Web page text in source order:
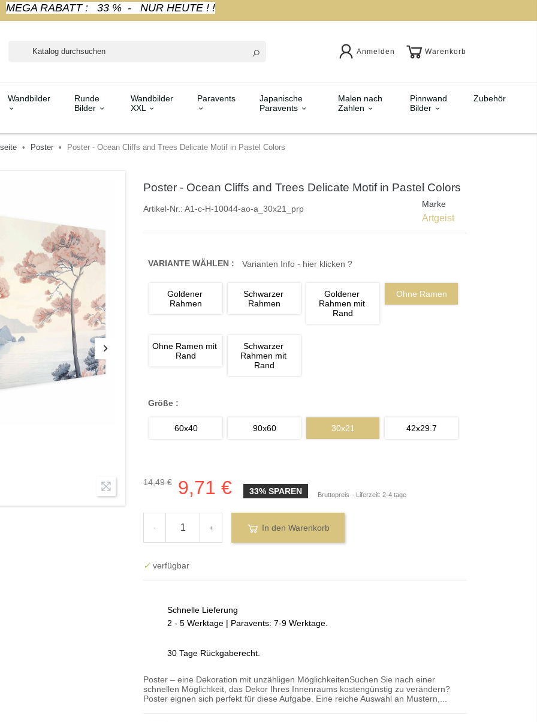
MEGA RABATT : 33 % - NUR HEUTE ! !
Anmelden Warenkorb
Wandbilder
Runde
Bilder
Wandbilder
XXL
Paravents
Japanische
Paravents
Malen nach
Zahlen
Pinnwand
Bilder
Zubehör
Poster Poster - Ocean Cliffs and Trees Delicate Motif in Pastel Colors
Poster - Ocean Cliffs and Trees Delicate Motif in Pastel Colors
Artikel-Nr.: A1-c-H-10044-ao-a_30x21_prp Marke
Artgeist
VARIANTE WÄHLEN : Varianten Info - hier klicken ?
Goldener
Rahmen
Schwarzer
Rahmen
Goldener
Rahmen mit
Rand
Ohne Ramen
Ohne Ramen mit
Rand
Schwarzer
Rahmen mit
Rand
Größe :
60x40 90x60 30x21 42x29.7
14,49 € 9,71 € 33% SPAREN Bruttopreis Liferzeit: 2-4 tage
- + In den Warenkorb
✓ verfügbar
Schnelle Lieferung
2 - 5 Werktage | Paravents: 7-9 Werktage.
30 Tage Rückgaberecht.
Poster – eine Dekoration mit unzähligen MöglichkeitenSuchen Sie nach einer
schnellen Möglichkeit, das Dekor Ihres Innenraums kostengünstig zu verändern?
Poster eignen sich perfekt für diese Aufgabe. Eine reiche Auswahl an Mustern,...